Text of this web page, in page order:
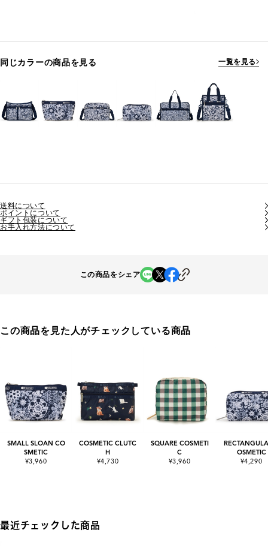
同じカラーの商品を見る 一覧を見る
送料について
ポイントについて
ギフト包装について
お手入れ方法について
この商品をシェア
この商品を見た人がチェックしている商品
SMALL SLOAN CO
SMETIC
¥3,960
COSMETIC CLUTC
H
¥4,730
SQUARE COSMETI
C
¥3,960
OSMETIC
¥4,290
最近チェックした商品